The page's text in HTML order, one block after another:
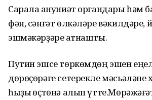
Сарала ҡануниәт органдары һәм
фән, сәнғәт өлкәләре вәкилдәре,
эшмәкәрҙәре ҡатнашты.
Путин эшсе төркөмдөң эшен
дөрөҫөрәге сетерекле мәсьәләне
һыҙыҡ өҫтөнә алып